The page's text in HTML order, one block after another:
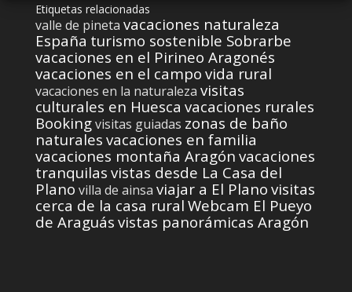
Etiquetas relacionadas
valle de pineta vacaciones naturaleza
España turismo sostenible Sobrarbe
vacaciones en el Pirineo Aragonés
vacaciones en el campo vida rural
vacaciones en la naturaleza visitas
culturales en Huesca vacaciones rurales
Bookingvisitas guiadas zonas de baño
naturales vacaciones en familia
vacaciones montaña Aragón vacaciones
tranquilas vistas desde La Casa del
Plano villa de ainsa viajar a El Plano visitas
cerca de la casa rural Webcam El Pueyo
de Araguás vistas panorámicas Aragón